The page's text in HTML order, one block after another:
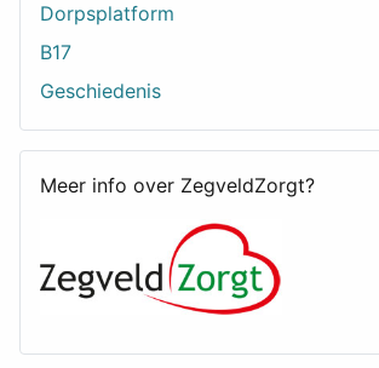
Dorpsplatform
B17
Geschiedenis
Meer info over ZegveldZorgt?